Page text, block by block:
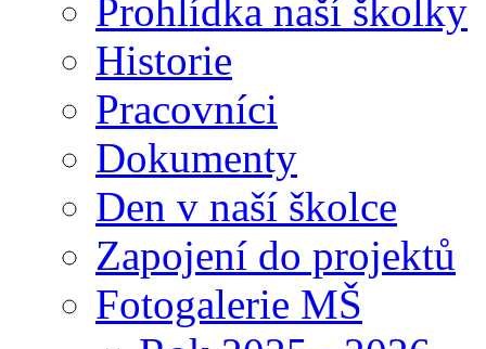
Prohlídka naší školky
Historie
Pracovníci
Dokumenty
Den v naší školce
Zapojení do projektů
Fotogalerie MŠ